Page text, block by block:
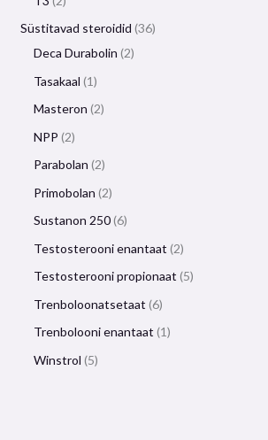
Süstitavad steroidid 36
Deca Durabolin 2
Tasakaal 1
Masteron 2
NPP 2
Parabolan 2
Primobolan 2
Sustanon 250 6
Testosterooni enantaat 2
Testosterooni propionaat 5
Trenboloonatsetaat 6
Trenbolooni enantaat 1
Winstrol 5